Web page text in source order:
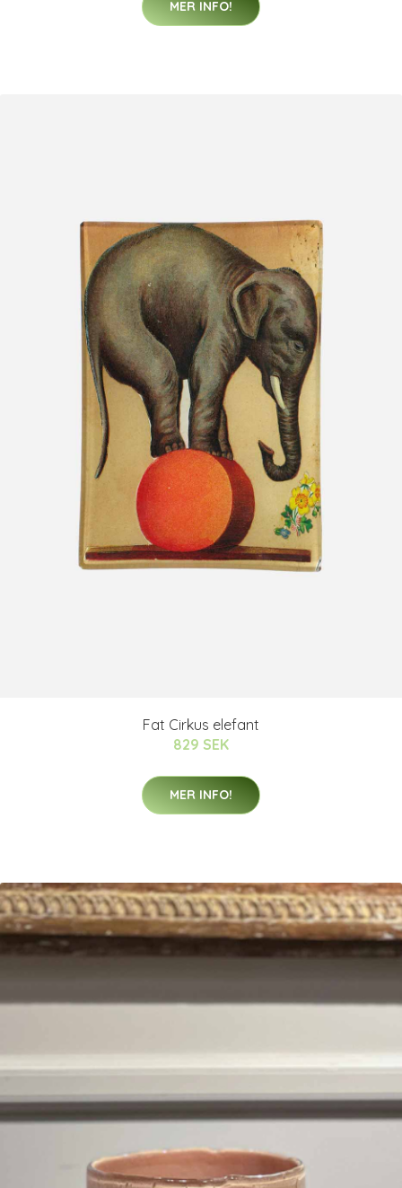
MER INFO!
Fat Cirkus elefant
829 SEK
MER INFO!